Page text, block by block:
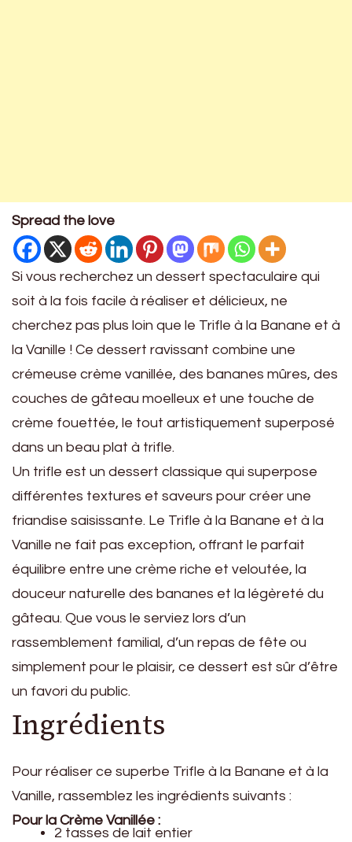
Spread the love
Si vous recherchez un dessert spectaculaire qui
soit à la fois facile à réaliser et délicieux, ne
cherchez pas plus loin que le Trifle à la Banane et à
la Vanille ! Ce dessert ravissant combine une
crémeuse crème vanillée, des bananes mûres, des
couches de gâteau moelleux et une touche de
crème fouettée, le tout artistiquement superposé
dans un beau plat à trifle.
Un trifle est un dessert classique qui superpose
différentes textures et saveurs pour créer une
friandise saisissante. Le Trifle à la Banane et à la
Vanille ne fait pas exception, offrant le parfait
équilibre entre une crème riche et veloutée, la
douceur naturelle des bananes et la légèreté du
gâteau. Que vous le serviez lors d’un
rassemblement familial, d’un repas de fête ou
simplement pour le plaisir, ce dessert est sûr d’être
un favori du public.
Ingrédients
Pour réaliser ce superbe Trifle à la Banane et à la
Vanille, rassemblez les ingrédients suivants :
Pour la Crème Vanillée :
2 tasses de lait entier